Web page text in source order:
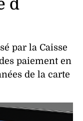
d
par la Caisse
paiement en
de la carte